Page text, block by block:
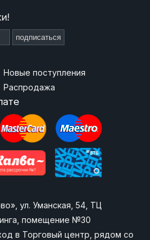
подписаться
Новые поступления
Распродажа
ул. Уманская, 54, ТЦ
помещение №30
в Торговый центр, рядом со